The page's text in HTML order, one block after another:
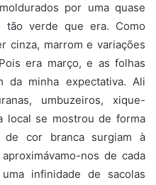
por uma quase
tão verde que era. Como
cinza, marrom e variações
era março, e as folhas
da minha expectativa. Ali
umbuzeiros, xique-
local se mostrou de forma
de cor branca surgiam à
nos de cada
infinidade de sacolas